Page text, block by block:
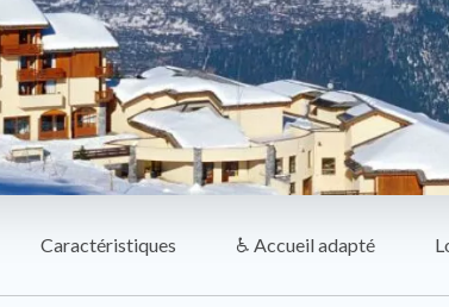
Caractéristiques ♿ Accueil adapté